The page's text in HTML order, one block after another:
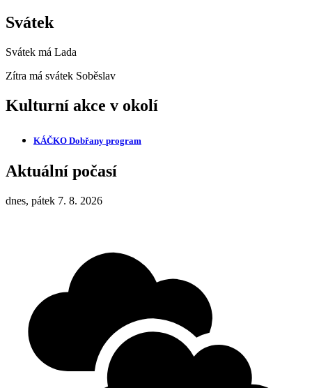
Svátek
Svátek má Lada
Zítra má svátek Soběslav
Kulturní akce v okolí
KÁČKO Dobřany program
Aktuální počasí
dnes, pátek 7. 8. 2026